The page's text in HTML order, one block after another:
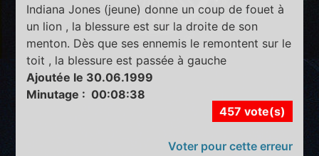
Indiana Jones (jeune) donne un coup de fouet à
un lion , la blessure est sur la droite de son
menton. Dès que ses ennemis le remontent sur le
toit , la blessure est passée à gauche
Ajoutée le 30.06.1999
Minutage : 00:08:38
457 vote(s)
Voter pour cette erreur